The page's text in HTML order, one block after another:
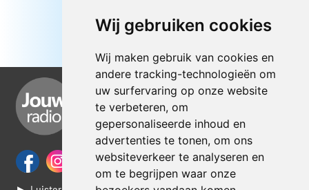
Wij gebruiken cookies
Wij maken gebruik van cookies en
andere tracking-technologieën om
uw surfervaring op onze website
te verbeteren, om
gepersonaliseerde inhoud en
advertenties te tonen, om ons
websiteverkeer te analyseren en
om te begrijpen waar onze